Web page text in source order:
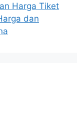
Harga Tiket
dan